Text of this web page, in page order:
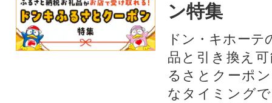
ン特集
ドン・キホーテ
品と引き換え
るさとクーポ
なタイミング